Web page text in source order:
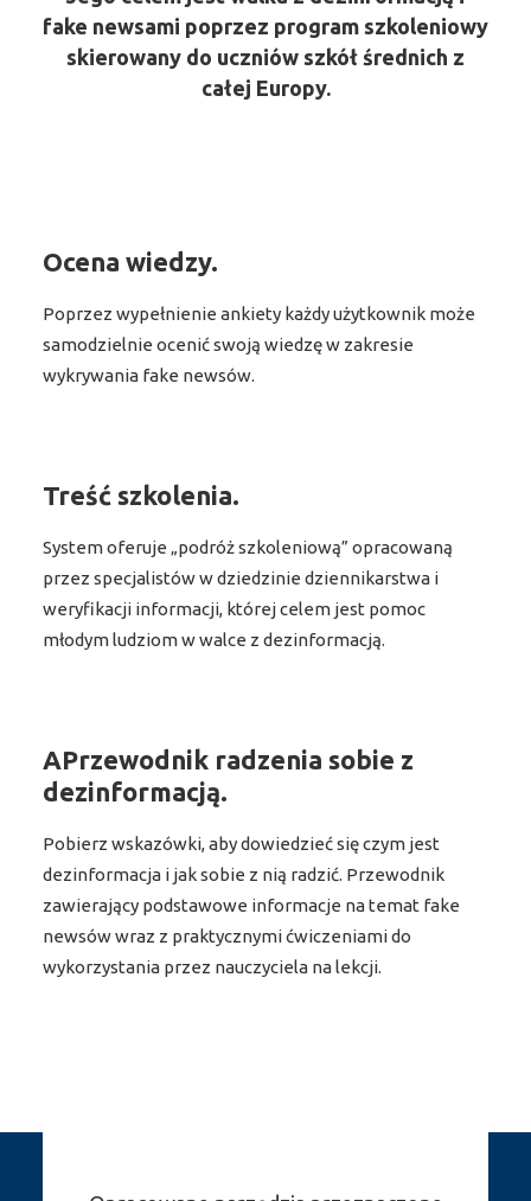
fake newsami poprzez program szkoleniowy
skierowany do uczniów szkół średnich z
całej Europy.
Ocena wiedzy.
Poprzez wypełnienie ankiety każdy użytkownik może
samodzielnie ocenić swoją wiedzę w zakresie
wykrywania fake newsów.
Treść szkolenia.
System oferuje „podróż szkoleniową” opracowaną
przez specjalistów w dziedzinie dziennikarstwa i
weryfikacji informacji, której celem jest pomoc
młodym ludziom w walce z dezinformacją.
APrzewodnik radzenia sobie z
dezinformacją.
Pobierz wskazówki, aby dowiedzieć się czym jest
dezinformacja i jak sobie z nią radzić. Przewodnik
zawierający podstawowe informacje na temat fake
newsów wraz z praktycznymi ćwiczeniami do
wykorzystania przez nauczyciela na lekcji.